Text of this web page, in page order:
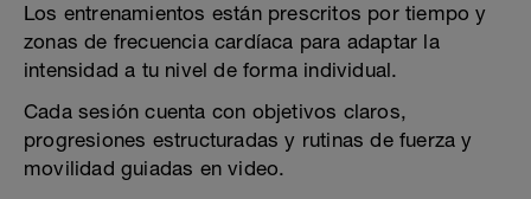
Los entrenamientos están prescritos por tiempo y
zonas de frecuencia cardíaca para adaptar la
intensidad a tu nivel de forma individual.
Cada sesión cuenta con objetivos claros,
progresiones estructuradas y rutinas de fuerza y
movilidad guiadas en video.